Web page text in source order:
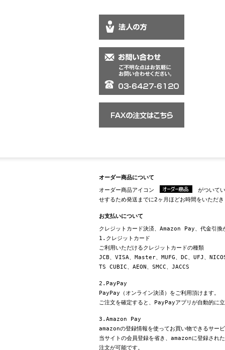
オーダー商品について
オーダー商品アイコン
がついて
せするため発送までに2ヶ月ほどお時間をいただ
お支払いについて
クレジットカード決済、Amazon Pay、代金引換
1.クレジットカード
ご利用いただけるクレジットカードの種類
JCB、VISA、Master、MUFG、DC、UFJ、
TS CUBIC、AEON、SMCC、JACCS
2.PayPay
PayPay（オンライン決済）をご利用頂けます。
ご注文を確定すると、PayPayアプリが自動的に
3.Amazon Pay
amazonの登録情報を使ってお買い物できるサー
当サイトの会員登録を省き、amazonに登録され
注文が可能です。